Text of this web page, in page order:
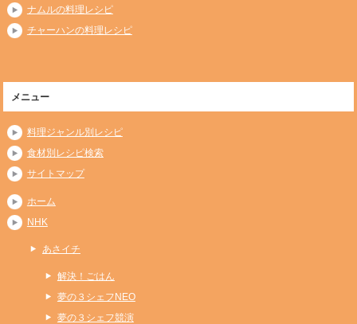
ナムルの料理レシピ
チャーハンの料理レシピ
メニュー
料理ジャンル別レシピ
食材別レシピ検索
サイトマップ
ホーム
NHK
あさイチ
解決！ごはん
夢の３シェフNEO
夢の３シェフ競演